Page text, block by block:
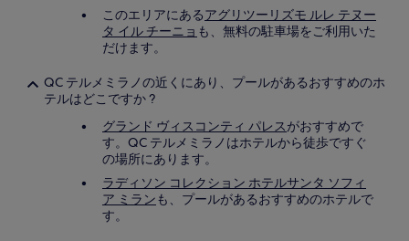
このエリアにあるアグリツーリズモ ルレ テヌー
タ イル チーニョ も、無料の駐車場をご利用いた
だけます。
QC テルメミラノの近くにあり、プールがあるおすすめのホ
テルはどこですか ?
グランド ヴィスコンティ パレスがおすすめで
す。QC テルメミラノはホテルから徒歩ですぐ
の場所にあります。
ラディソン コレクション ホテルサンタ ソフィ
ア ミランも、プールがあるおすすめのホテルで
す。